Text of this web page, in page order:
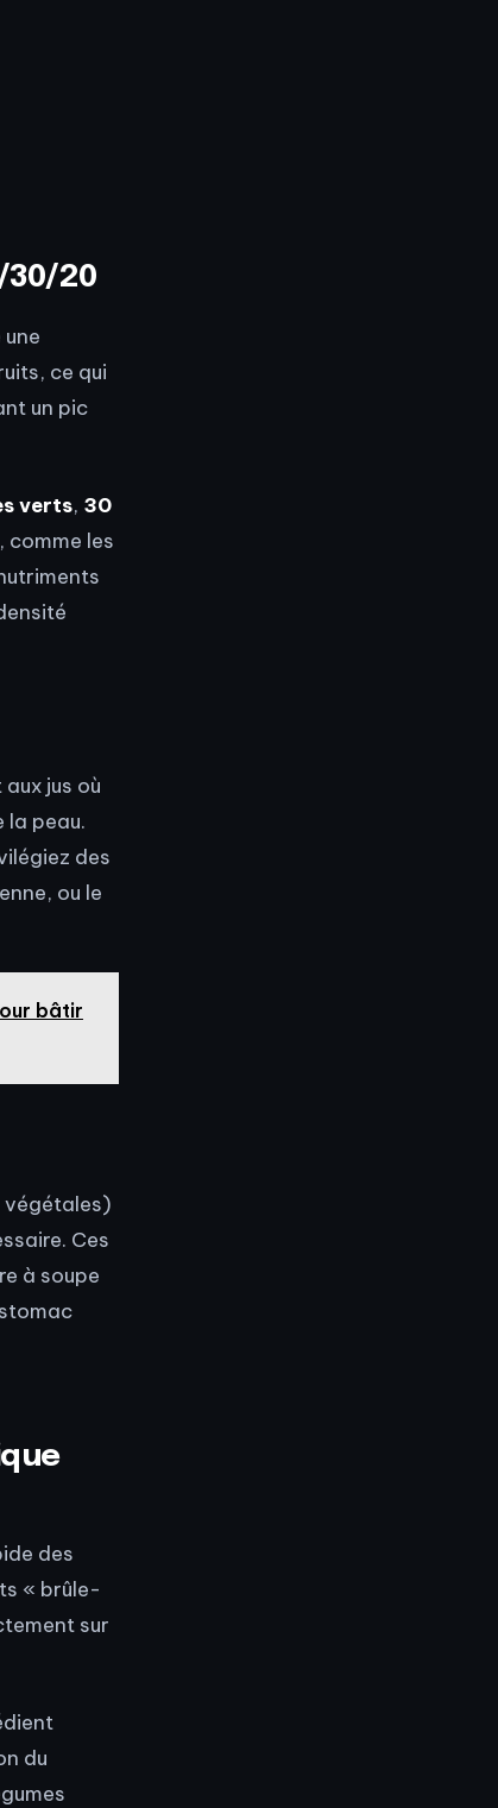
30/20
ce qui
un pic
verts, 30
comme les
jus où
la peau.
des
ou le
bâtir
végétales)
Ces
à soupe
des
« brûle-
sur
du